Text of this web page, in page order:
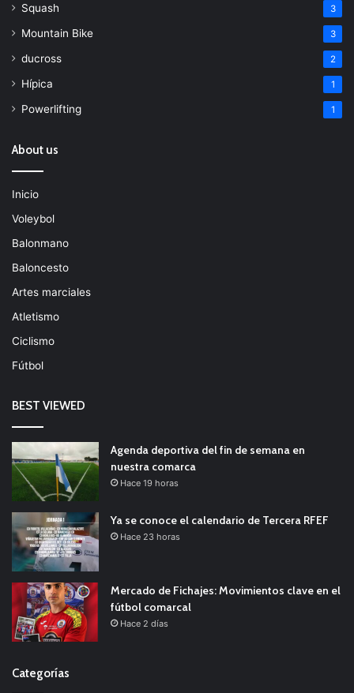
Squash 3
Mountain Bike 3
ducross 2
Hípica 1
Powerlifting 1
About us
Inicio
Voleybol
Balonmano
Baloncesto
Artes marciales
Atletismo
Ciclismo
Fútbol
BEST VIEWED
Agenda deportiva del fin de semana en
nuestra comarca
Hace 19 horas
Ya se conoce el calendario de Tercera RFEF
Hace 23 horas
Mercado de Fichajes: Movimientos clave en el
fútbol comarcal
Hace 2 días
Categorías